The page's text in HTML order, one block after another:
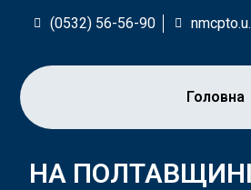
(0532) 56-56-90
Головна
НА